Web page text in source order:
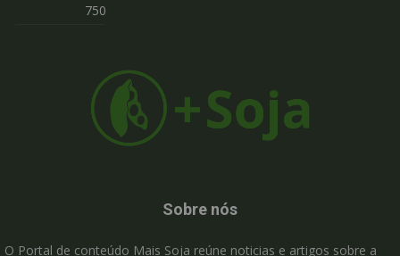
750
Sobre nós
O Portal de conteúdo Mais Soja reúne noticias e artigos sobre a